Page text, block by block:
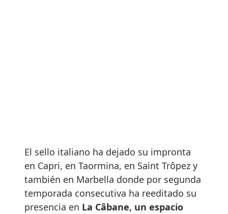
El sello italiano ha dejado su impronta
en Capri, en Taormina, en Saint Trôpez y
también en Marbella donde por segunda
temporada consecutiva ha reeditado su
presencia en La Câbane, un espacio